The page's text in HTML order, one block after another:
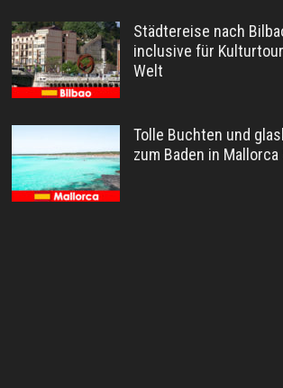
Städtereise nach
inclusive für
Welt
Tolle Buchten und
zum Baden in Mallorca